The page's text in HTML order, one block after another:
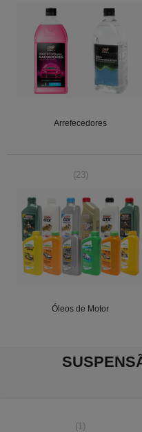
Arrefecedores
(23)
Óleos de Motor
(1)